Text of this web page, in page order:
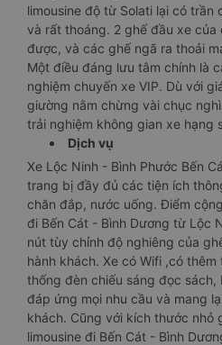
limousine độ từ Solati lại có trần
và rất thoáng. 2 ghế đầu xe của
được, và các ghế ngã ra thoải
Một điều đáng lưu tâm chính là
nghiệm chuyến xe VIP. Dù với
giường nằm chừng vài chục
trải nghiệm không gian xe hạng
Dịch vụ
Xe Lộc Ninh - Bình Phước Bến
trang bị đầy đủ các tiện ích
chăn đắp, nước uống. Điểm
đi Bến Cát - Bình Dương từ Lộc
nút tùy chỉnh độ nghiêng của
hành khách. Xe có Wifi ,có
thống đèn chiếu sáng đọc
đáp ứng mọi nhu cầu và mang
khách. Cũng với kích thước nhỏ
limousine đi Bến Cát - Bình